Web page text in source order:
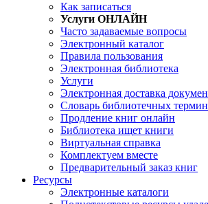
Как записаться
Услуги ОНЛАЙН
Часто задаваемые вопросы
Электронный каталог
Правила пользования
Электронная библиотека
Услуги
Электронная доставка
Словарь библиотечных
Продление книг онлайн
Библиотека ищет книги
Виртуальная справка
Комплектуем вместе
Предварительный заказ книг
Ресурсы
Электронные каталоги